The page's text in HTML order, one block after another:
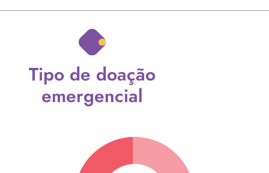
Tipo de doação
emergencial